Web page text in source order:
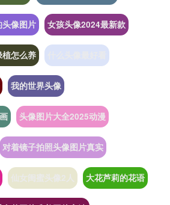
像图片 女孩头像2024最新款
植怎么养
我的世界头像
头像图片大全2025动漫
对着镜子拍照头像图片真实
仙女闺蜜头像2人 大花芦莉的花语